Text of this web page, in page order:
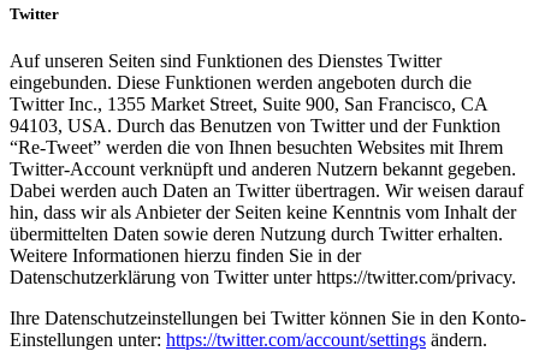
Twitter
Auf unseren Seiten sind Funktionen des Dienstes Twitter
eingebunden. Diese Funktionen werden angeboten durch die
Twitter Inc., 1355 Market Street, Suite 900, San Francisco, CA
94103, USA. Durch das Benutzen von Twitter und der Funktion
“Re-Tweet” werden die von Ihnen besuchten Websites mit Ihrem
Twitter-Account verknüpft und anderen Nutzern bekannt gegeben.
Dabei werden auch Daten an Twitter übertragen. Wir weisen darauf
hin, dass wir als Anbieter der Seiten keine Kenntnis vom Inhalt der
übermittelten Daten sowie deren Nutzung durch Twitter erhalten.
Weitere Informationen hierzu finden Sie in der
Datenschutzerklärung von Twitter unter https://twitter.com/privacy.
Ihre Datenschutzeinstellungen bei Twitter können Sie in den Konto-
Einstellungen unter: https://twitter.com/account/settings ändern.